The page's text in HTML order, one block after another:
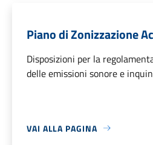
Piano di Zonizzazione
Disposizioni per la
delle emissioni sonore e
VAI ALLA PAGINA